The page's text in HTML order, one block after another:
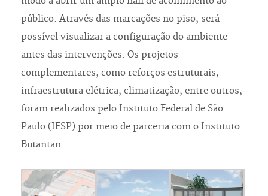
público. Através das marcações no piso, será
possível visualizar a configuração do ambiente
antes das intervenções. Os projetos
complementares, como reforços estruturais,
infraestrutura elétrica, climatização, entre outros,
foram realizados pelo Instituto Federal de São
Paulo (IFSP) por meio de parceria com o Instituto
Butantan.